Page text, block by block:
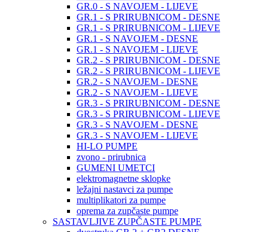
GR.0 - S NAVOJEM - LIJEVE
GR.1 - S PRIRUBNICOM - DESNE
GR.1 - S PRIRUBNICOM - LIJEVE
GR.1 - S NAVOJEM - DESNE
GR.1 - S NAVOJEM - LIJEVE
GR.2 - S PRIRUBNICOM - DESNE
GR.2 - S PRIRUBNICOM - LIJEVE
GR.2 - S NAVOJEM - DESNE
GR.2 - S NAVOJEM - LIJEVE
GR.3 - S PRIRUBNICOM - DESNE
GR.3 - S PRIRUBNICOM - LIJEVE
GR.3 - S NAVOJEM - DESNE
GR.3 - S NAVOJEM - LIJEVE
HI-LO PUMPE
zvono - prirubnica
GUMENI UMETCI
elektromagnetne sklopke
ležajni nastavci za pumpe
multiplikatori za pumpe
oprema za zupčaste pumpe
SASTAVLJIVE ZUPČASTE PUMPE